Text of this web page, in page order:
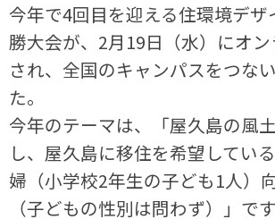
今年で4回目を迎える住環境デザ
勝大会が、2月19日（水）にオ
され、全国のキャンパスをつな
た。
今年のテーマは、「屋久島の風
し、屋久島に移住を希望してい
婦（小学校2年生の子ども1人）
（子どもの性別は問わず）」で